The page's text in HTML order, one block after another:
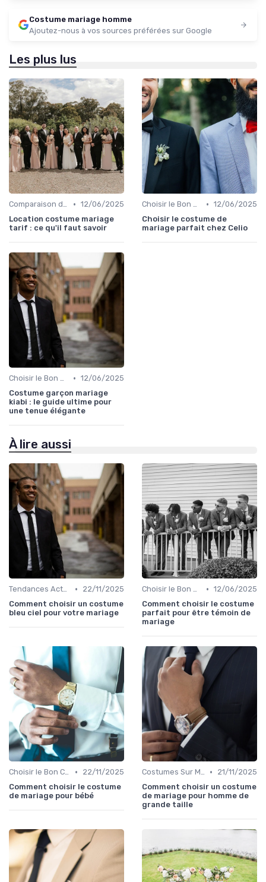
Costume mariage homme
Ajoutez-nous à vos sources préférées sur Google
Les plus lus
Comparaison de Prix et de Marques • 12/06/2025
Location costume mariage
tarif : ce qu'il faut savoir
Choisir le Bon Costume • 12/06/2025
Choisir le costume de
mariage parfait chez Celio
Choisir le Bon Costume • 12/06/2025
Costume garçon mariage
kiabi : le guide ultime pour
une tenue élégante
À lire aussi
Tendances Actuelles •
22/11/2025
Comment choisir un costume
bleu ciel pour votre mariage
Choisir le Bon Costume • 12/06/2025
Comment choisir le costume
parfait pour être témoin de
mariage
Choisir le Bon Costume •
22/11/2025
Comment choisir le costume
de mariage pour bébé
Costumes Sur Mesure •
21/11/2025
Comment choisir un costume
de mariage pour homme de
grande taille